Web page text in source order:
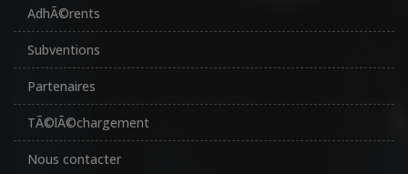
AdhÃ©rents
Subventions
Partenaires
TÃ©lÃ©chargement
Nous contacter